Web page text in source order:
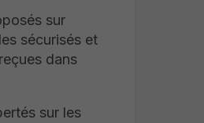
sur
sécurisés et
dans
sur les